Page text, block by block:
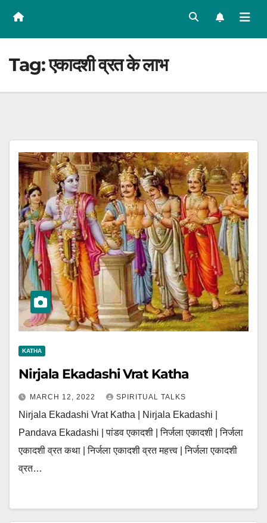
Tag:एकादशी व्रत के लाभ
KATHA
Nirjala Ekadashi Vrat Katha
MARCH 12, 2022 SPIRITUAL TALKS
Nirjala Ekadashi Vrat Katha | Nirjala Ekadashi |
Pandava Ekadashi | पांडव एकादशी | निर्जला एकादशी | निर्जला
एकादशी व्रत कथा | निर्जला एकादशी व्रत महत्त्व | निर्जला एकादशी
व्रत…